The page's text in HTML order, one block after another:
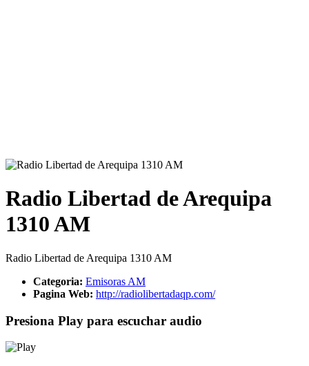
Radio Libertad de Arequipa
1310 AM
Radio Libertad de Arequipa 1310 AM
Categoria: Emisoras AM
Pagina Web: http://radiolibertadaqp.com/
Presiona Play para escuchar audio